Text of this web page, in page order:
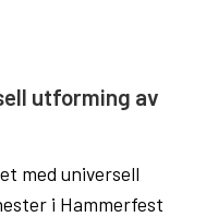
utforming av
med universell
i Hammerfest